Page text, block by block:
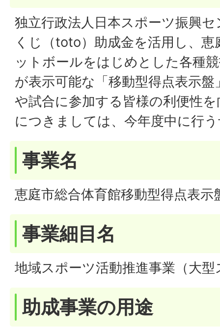
独立行政法人日本スポーツ振興
くじ（toto）助成金を活用し、
ットボールをはじめとした各種
が表示可能な「移動型得点表示
や試合に参加する皆様の利便性
につきましては、今年度中に行
事業名
恵庭市総合体育館移動型得点表示
事業細目名
地域スポーツ活動推進事業（大
助成事業の用途